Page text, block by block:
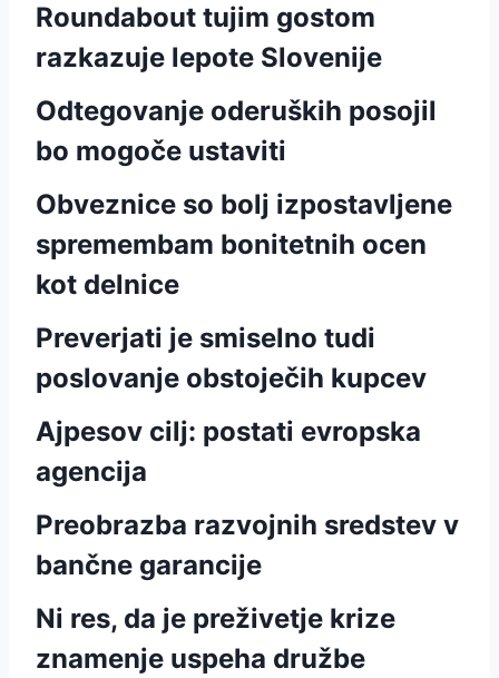
Roundabout tujim gostom
razkazuje lepote Slovenije
Odtegovanje oderuških posojil
bo mogoče ustaviti
Obveznice so bolj izpostavljene
spremembam bonitetnih ocen
kot delnice
Preverjati je smiselno tudi
poslovanje obstoječih kupcev
Ajpesov cilj: postati evropska
agencija
Preobrazba razvojnih sredstev v
bančne garancije
Ni res, da je preživetje krize
znamenje uspeha družbe